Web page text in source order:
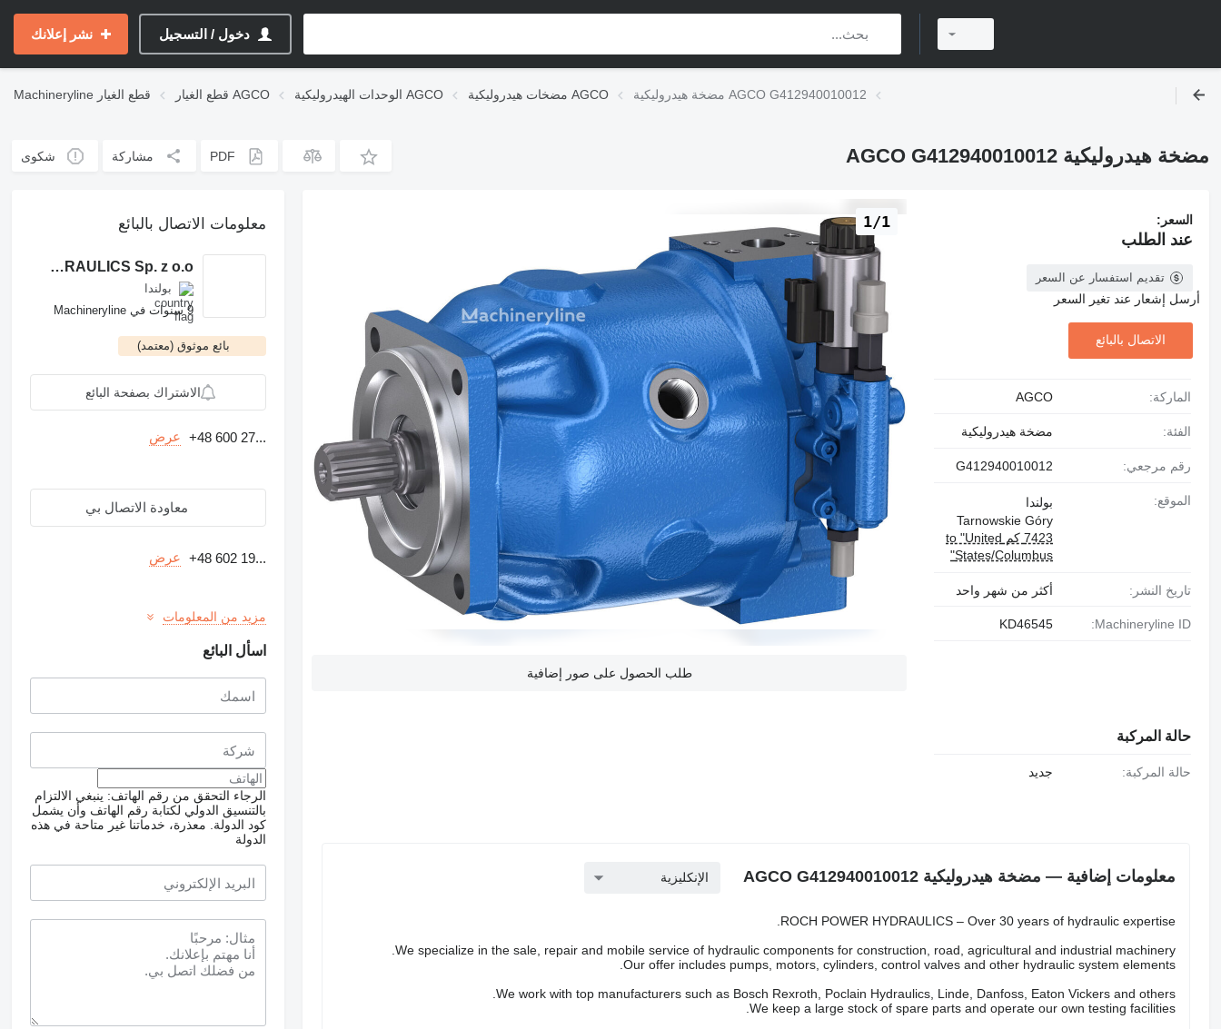
دخول / التسجيل نشر إعلانك
Machineryline قطع الغيار قطع الغيار AGCO الوحدات الهيدروليكية AGCO مضخات هيدروليكية AGCO مضخة هيدروليكية AGCO G412940010012
مضخة هيدروليكية AGCO G412940010012 PDF مشاركة شكوى
1/1
طلب الحصول على صور إضافية
السعر:
عند الطلب
تقديم استفسار عن السعر
أرسل إشعار عند تغير السعر
الاتصال بالبائع
الماركة: AGCO
الفئة: مضخة هيدروليكية
رقم مرجعي: G412940010012
الموقع:
بولندا
Tarnowskie Góry
7423 كم to "United
States/Columbus"
تاريخ النشر: أكثر من شهر واحد
Machineryline ID:
KD46545
حالة المركبة
حالة المركبة: جديد
معلومات إضافية — مضخة هيدروليكية AGCO G412940010012 الإنكليزية
ROCH POWER HYDRAULICS – Over 30 years of hydraulic expertise.
We specialize in the sale, repair and mobile service of hydraulic components for construction, road, agricultural and industrial machinery.
Our offer includes pumps, motors, cylinders, control valves and other hydraulic system elements.
We work with top manufacturers such as Bosch Rexroth, Poclain Hydraulics, Linde, Danfoss, Eaton Vickers and others.
We keep a large stock of spare parts and operate our own testing facilities.
معلومات الاتصال بالبائع
ROCH POWER HYDRAULICS Sp. z o.o.
بولندا
9 سنوات في Machineryline
بائع موثوق (معتمد)
الاشتراك بصفحة البائع
+48 600 27... عرض
معاودة الاتصال بي
+48 602 19... عرض
مزيد من المعلومات
اسأل البائع
الرجاء التحقق من رقم الهاتف: ينبغي الالتزام
بالتنسيق الدولي لكتابة رقم الهاتف وأن يشمل
كود الدولة.
معذرة، خدماتنا غير متاحة في هذه
الدولة